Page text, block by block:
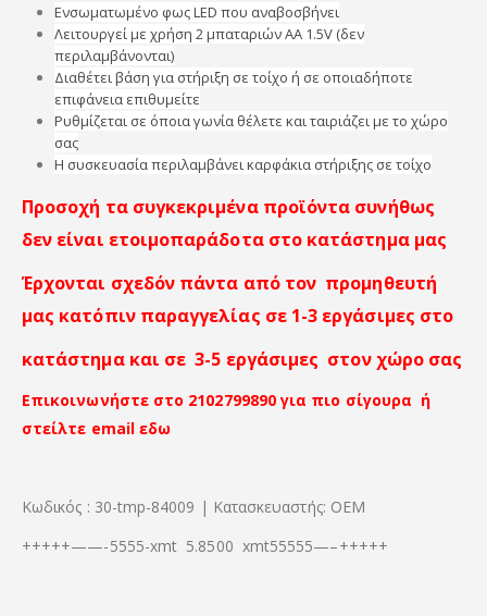
Ενσωματωμένο φως LED που αναβοσβήνει
Λειτουργεί με χρήση 2 μπαταριών ΑΑ 1.5V (δεν
περιλαμβάνονται)
Διαθέτει βάση για στήριξη σε τοίχο ή σε οποιαδήποτε
επιφάνεια επιθυμείτε
Ρυθμίζεται σε όποια γωνία θέλετε και ταιριάζει με το χώρο
σας
Η συσκευασία περιλαμβάνει καρφάκια στήριξης σε τοίχο
Προσοχή τα συγκεκριμένα προϊόντα συνήθως
δεν είναι ετοιμοπαράδοτα στο κατάστημα μας
Έρχονται σχεδόν πάντα από τον προμηθευτή
μας κατόπιν παραγγελίας σε 1-3 εργάσιμες στο
κατάστημα και σε 3-5 εργάσιμες στον χώρο σας
Επικοινωνήστε στο 2102799890 για πιο σίγουρα ή
στείλτε email εδω
Κωδικός : 30-tmp-84009 | Κατασκευαστής: OEM
+++++——-5555-xmt 5.8500 xmt55555—–+++++